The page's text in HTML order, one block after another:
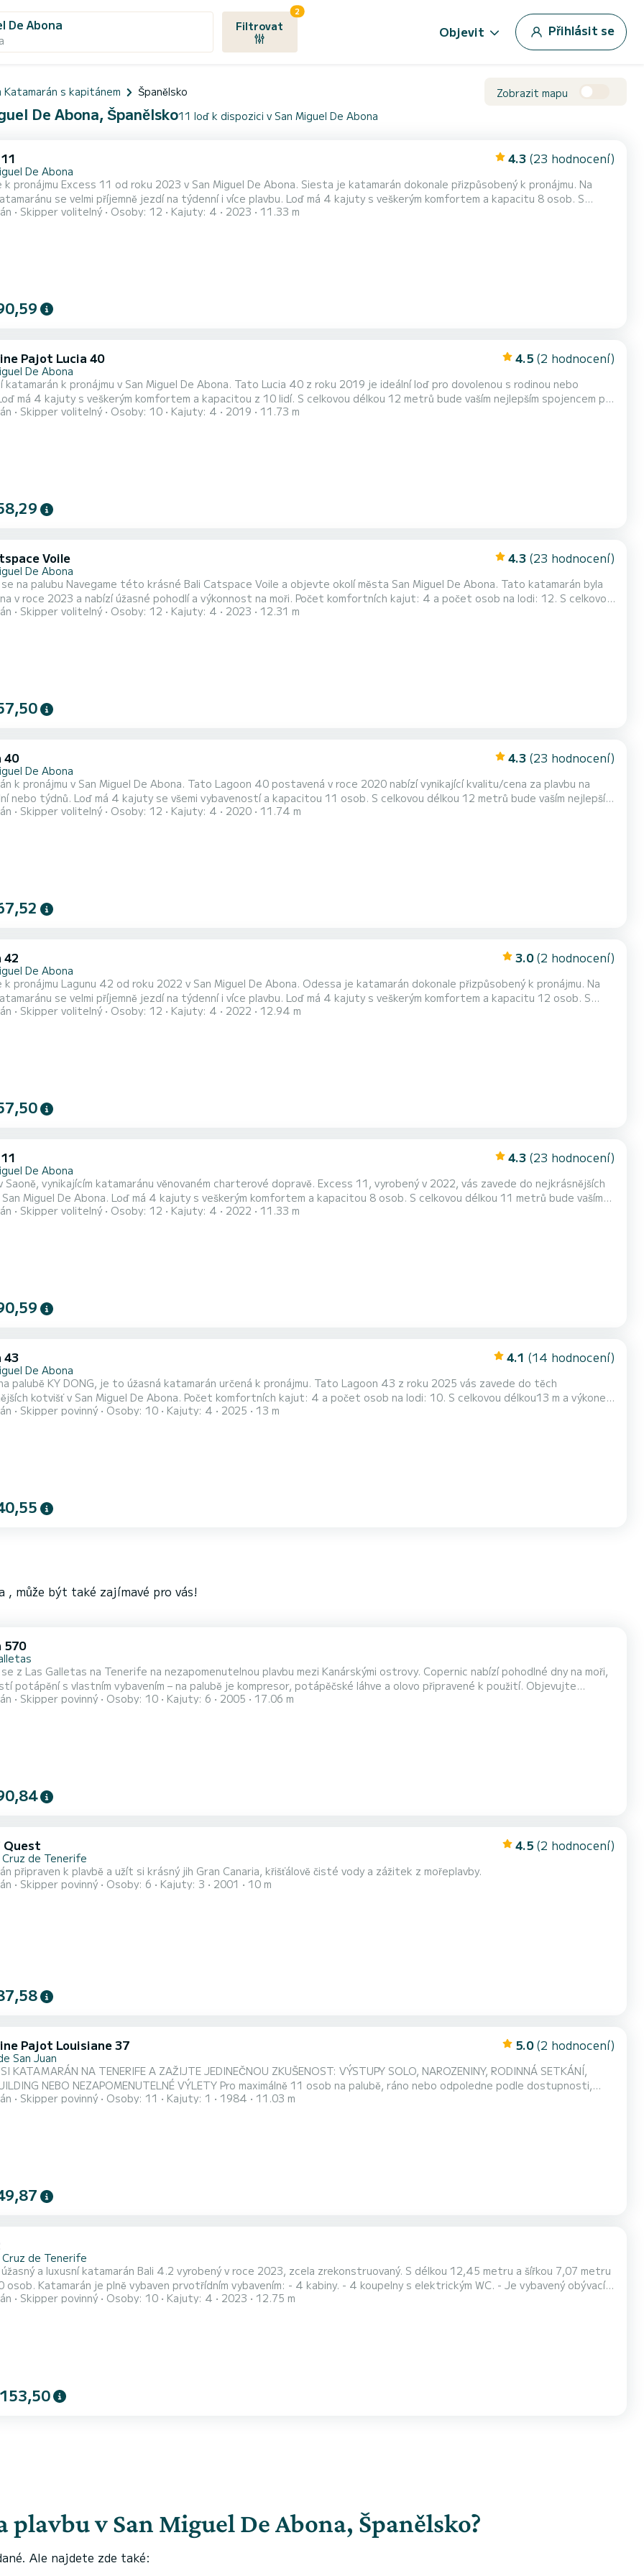
De Abona Filtrovat
2
Objevit Přihlásit se
Katamarán s kapitánem Španělsko Zobrazit mapu
De Abona, Španělsko11 loď k dispozici v San Miguel De Abona
4.3 (23 hodnocení)
De Abona
k pronájmu Excess 11 od roku 2023 v San Miguel De Abona. Siesta je katamarán dokonale přizpůsobený k pronájmu. Na
se velmi příjemně jezdí na týdenní i více plavbu. Loď má 4 kajuty s veškerým komfortem a kapacitu 8 osob. S
délkou 11 metrů bude vaším nejlepším spojencem pro strávení mimořádné dovolené na vodě v okolí San Miguel De Abona
Skipper volitelný Osoby: 12 Kajuty: 4 2023 11.33 m
Pajot Lucia 40 4.5 (2 hodnocení)
De Abona
katamarán k pronájmu v San Miguel De Abona. Tato Lucia 40 z roku 2019 je ideální loď pro dovolenou s rodinou nebo
dovolené u vody v okolí San Miguel De Abona Tato Lucia 40 je vybavena 4 toaletami se sprchou Tato loď je
Skipper volitelný Osoby: 10 Kajuty: 4 2019 11.73 m
Voile 4.3 (23 hodnocení)
De Abona
na palubu Navegame této krásné Bali Catspace Voile a objevte okolí města San Miguel De Abona. Tato katamarán byla
2023 a nabízí úžasné pohodlí a výkonnost na moři. Počet komfortních kajut: 4 a počet osob na lodi: 12. S celkovou
m a výkonem HP bude tato loď vaším nejlepším společníkem na nezapomenutelné dovolené v okolí San Miguel De Abona Pro
Skipper volitelný Osoby: 12 Kajuty: 4 2023 12.31 m
40 4.3 (23 hodnocení)
De Abona
k pronájmu v San Miguel De Abona. Tato Lagoon 40 postavená v roce 2020 nabízí vynikající kvalitu/cena za plavbu na
a kapacitou 11 osob. S celkovou délkou 12 metrů bude vaším nejlepším
strávení mimořádné dovolené na vodě v okolí San Miguel De Abona Pro vaše pohodlí má Eskymák 2 toalety se sprchou
Skipper volitelný Osoby: 12 Kajuty: 4 2020 11.74 m
42 3.0 (2 hodnocení)
De Abona
k pronájmu Lagunu 42 od roku 2022 v San Miguel De Abona. Odessa je katamarán dokonale přizpůsobený k pronájmu. Na
se velmi příjemně jezdí na týdenní i více plavbu. Loď má 4 kajuty s veškerým komfortem a kapacitu 12 osob. S
13 metrů bude vaším nejlepším spojencem pro strávení mimořádné dovolené na vodě v okolí San Miguel De Abona Pro
Skipper volitelný Osoby: 12 Kajuty: 4 2022 12.94 m
4.3 (23 hodnocení)
De Abona
vynikajícím katamaránu věnovaném charterové dopravě. Excess 11, vyrobený v 2022, vás zavede do nejkrásnějších
4 kajuty s veškerým komfortem a kapacitou 8 osob. S celkovou délkou 11 metrů bude vaším
pro strávení mimořádné dovolené na vodě v okolí San Miguel De Abona This Excess 11< /b > je vybavena 2
Skipper volitelný Osoby: 12 Kajuty: 4 2022 11.33 m
43 4.1 (14 hodnocení)
De Abona
palubě KY DONG, je to úžasná katamarán určená k pronájmu. Tato Lagoon 43 z roku 2025 vás zavede do těch
Miguel De Abona. Počet komfortních kajut: 4 a počet osob na lodi: 10. S celkovou délkou13 m a výkonem
loď vaším nejlepším společníkem na nezapomenutelné dovolené v okolí San Miguel De Abona Pro vaše pohodlí KY DONG
Skipper povinný Osoby: 10 Kajuty: 4 2025 13 m
, může být také zajímavé pro vás!
570
z Las Galletas na Tenerife na nezapomenutelnou plavbu mezi Kanárskými ostrovy. Copernic nabízí pohodlné dny na moři,
potápění s vlastním vybavením – na palubě je kompresor, potápěčské láhve a olovo připravené k použití. Objevujte
zátoky, skryté útesy a podmořský svět Atlantiku ve svém tempu.
Skipper povinný Osoby: 10 Kajuty: 6 2005 17.06 m
Quest 4.5 (2 hodnocení)
de Tenerife
připraven k plavbě a užít si krásný jih Gran Canaria, křišťálově čisté vody a zážitek z mořeplavby.
Skipper povinný Osoby: 6 Kajuty: 3 2001 10 m
Pajot Louisiane 37 5.0 (2 hodnocení)
San Juan
KATAMARÁN NA TENERIFE A ZAŽIJTE JEDINEČNOU ZKUŠENOST: VÝSTUPY SOLO, NAROZENINY, RODINNÁ SETKÁNÍ,
NEZAPOMENUTELNÉ VÝLETY Pro maximálně 11 osob na palubě, ráno nebo odpoledne podle dostupnosti,
coca cola zero, sprite a pivo dorada) + slané občerstvení (brambůrky, olivy a
Skipper povinný Osoby: 11 Kajuty: 1 1984 11.03 m
de Tenerife
a luxusní katamarán Bali 4.2 vyrobený v roce 2023, zcela zrekonstruovaný. S délkou 12,45 metru a šířkou 7,07 metru
- 4 koupelny s elektrickým WC. - Je vybavený obývacím
jídelnou, pracovním prostorem, skříní, hudbou s Bluetooth, televizí, velmi světlý a útulný. - Loď je vybavena LED osvětlením. -
Skipper povinný Osoby: 10 Kajuty: 4 2023 12.75 m
v San Miguel De Abona, Španělsko?
Ale najdete zde také: